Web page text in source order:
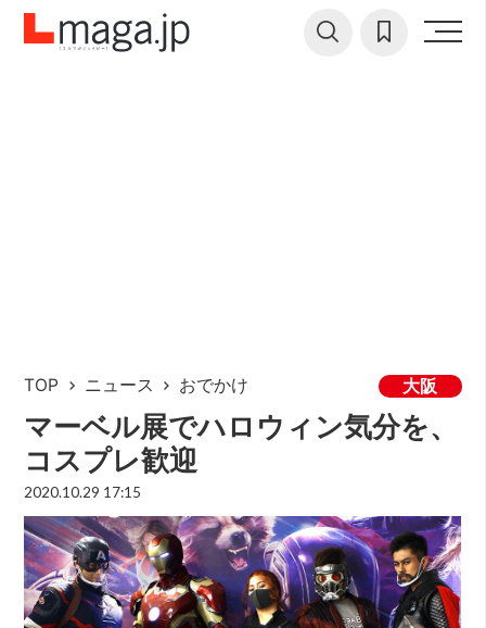
TOP ニュース おでかけ 大阪
マーベル展でハロウィン気分を、
コスプレ歓迎
2020.10.29 17:15